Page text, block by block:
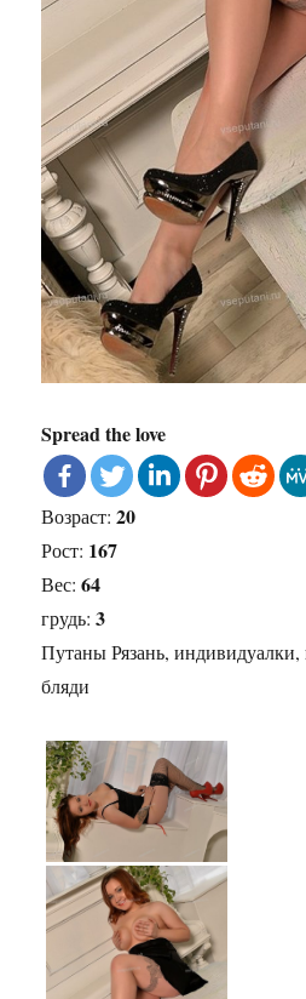
Spread the love
Возраст:20
Рост: 167
Вес:64
грудь:3
Путаны Рязань,
бляди